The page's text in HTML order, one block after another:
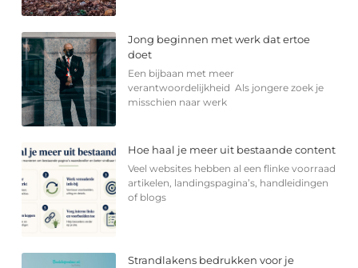
Jong beginnen met werk dat ertoe
doet
Een bijbaan met meer
verantwoordelijkheid Als jongere zoek je
misschien naar werk
Hoe haal je meer uit bestaande content
Veel websites hebben al een flinke voorraad
artikelen, landingspagina’s, handleidingen
of blogs
Strandlakens bedrukken voor je